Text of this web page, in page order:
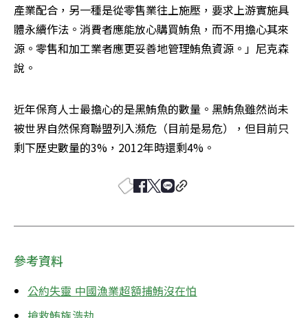
產業配合，另一種是從零售業往上施壓，要求上游實施具
體永續作法。消費者應能放心購買鮪魚，而不用擔心其來
源。零售和加工業者應更妥善地管理鮪魚資源。」尼克森
說。
近年保育人士最擔心的是黑鮪魚的數量。黑鮪魚雖然尚未
被世界自然保育聯盟列入瀕危（目前是易危），但目前只
剩下歷史數量的3%，2012年時還剩4%。
參考資料
公約失靈 中國漁業超額捕鮪沒在怕